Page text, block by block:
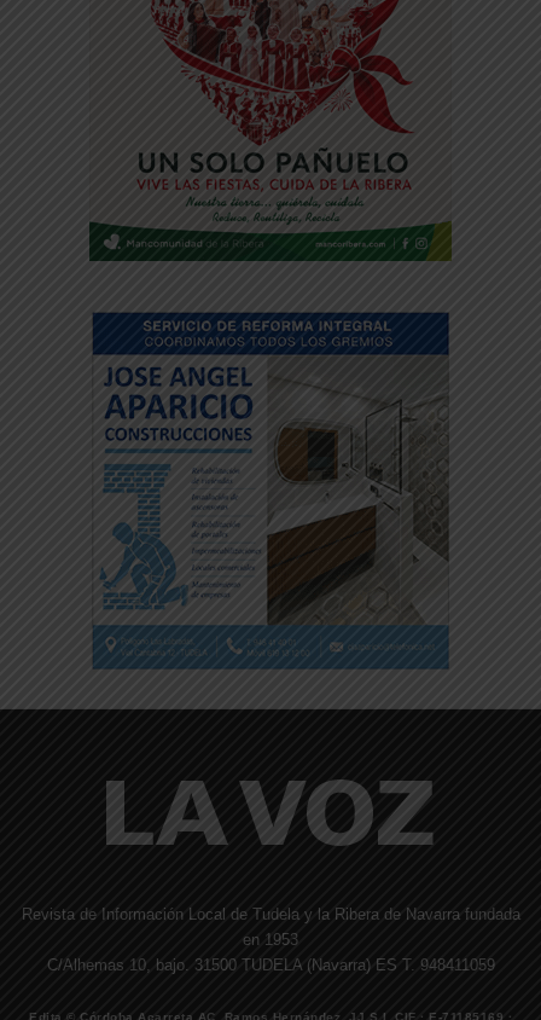
Revista de Información Local de Tudela y la Ribera de Navarra fundada
en 1953
C/Alhemas 10, bajo. 31500 TUDELA (Navarra) ES T. 948411059